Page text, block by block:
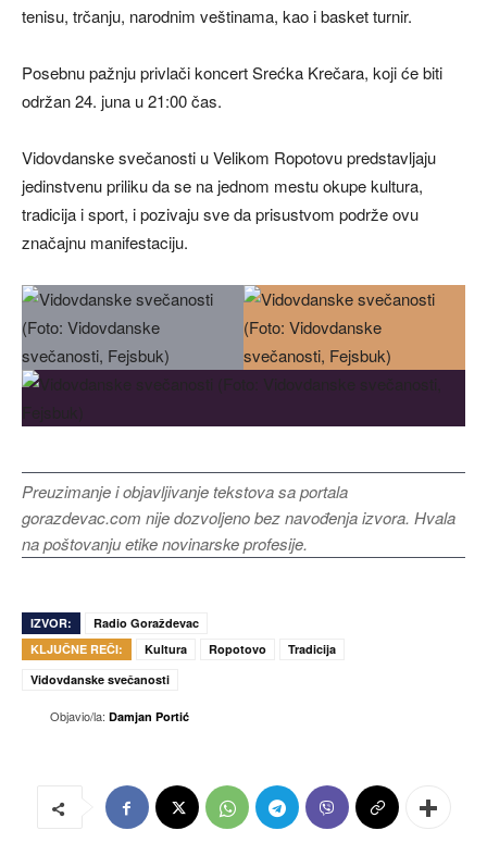
tenisu, trčanju, narodnim veštinama, kao i basket turnir.
Posebnu pažnju privlači koncert Srećka Krečara, koji će biti
održan 24. juna u 21:00 čas.
Vidovdanske svečanosti u Velikom Ropotovu predstavljaju
jedinstvenu priliku da se na jednom mestu okupe kultura,
tradicija i sport, i pozivaju sve da prisustvom podrže ovu
značajnu manifestaciju.
Preuzimanje i objavljivanje tekstova sa portala
gorazdevac.com nije dozvoljeno bez navođenja izvora. Hvala
na poštovanju etike novinarske profesije.
IZVOR:
Radio Goraždevac
KLJUČNE REČI:
Kultura Ropotovo
Tradicija
Vidovdanske svečanosti
Objavio/la: Damjan Portić